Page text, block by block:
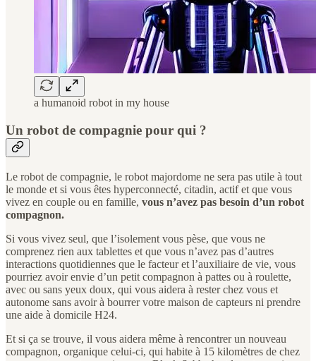
a humanoid robot in my house
Un robot de compagnie pour qui ?
Le robot de compagnie, le robot majordome ne sera pas utile à tout
le monde et si vous êtes hyperconnecté, citadin, actif et que vous
vivez en couple ou en famille, vous n’avez pas besoin d’un robot
compagnon.
Si vous vivez seul, que l’isolement vous pèse, que vous ne
comprenez rien aux tablettes et que vous n’avez pas d’autres
interactions quotidiennes que le facteur et l’auxiliaire de vie, vous
pourriez avoir envie d’un petit compagnon à pattes ou à roulette,
avec ou sans yeux doux, qui vous aidera à rester chez vous et
autonome sans avoir à bourrer votre maison de capteurs ni prendre
une aide à domicile H24.
Et si ça se trouve, il vous aidera même à rencontrer un nouveau
compagnon, organique celui-ci, qui habite à 15 kilomètres de chez